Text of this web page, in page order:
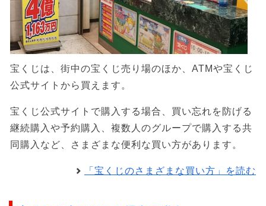
宝くじは、街中の宝くじ売り場のほか、ATMや宝くじ
公式サイトから買えます。
宝くじ公式サイトで購入する場合、買い忘れを防げる
継続購入や予約購入、複数人のグループで購入する共
同購入など、さまざまな便利な買い方があります。
「宝くじのさまざまな買い方」を読む